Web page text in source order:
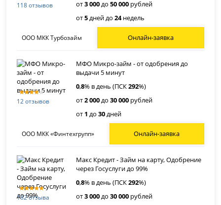
118 отзывов
от3 000до50 000 рублей
от5дней до24недель
ООО МКК Турбозайм Онлайн-заявка
12 отзывов
МФО Микро-займ - от одобрения до
выдачи 5 минут
0,8% в день (ПСК292%)
от2 000до30 000 рублей
от 1 до30дней
ООО МКК «Финтехгрупп» Онлайн-заявка
182 отзыва
Макс Кредит - Займ на карту, Одобрение
через Госуслуги до 99%
0,8% в день (ПСК292%)
от3 000до30 000 рублей